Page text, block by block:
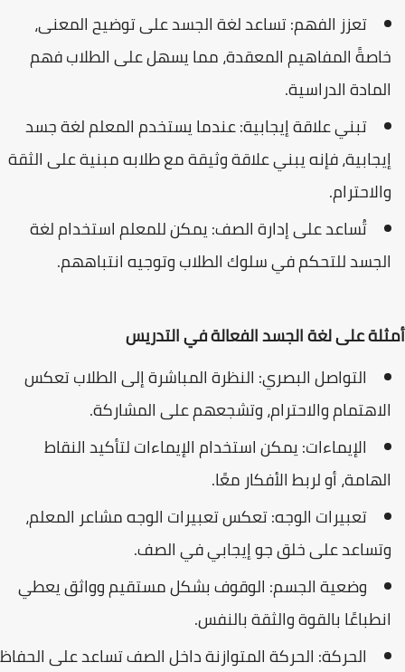
تعزز الفهم: تساعد لغة الجسد على توضيح المعنى،
خاصةً المفاهيم المعقدة، مما يسهل على الطلاب فهم
المادة الدراسية.
تبني علاقة إيجابية: عندما يستخدم المعلم لغة جسد
إيجابية، فإنه يبني علاقة وثيقة مع طلابه مبنية على الثقة
والاحترام.
تُساعد على إدارة الصف: يمكن للمعلم استخدام لغة
الجسد للتحكم في سلوك الطلاب وتوجيه انتباههم.
أمثلة على لغة الجسد الفعالة في التدريس
التواصل البصري: النظرة المباشرة إلى الطلاب تعكس
الاهتمام والاحترام، وتشجعهم على المشاركة.
الإيماءات: يمكن استخدام الإيماءات لتأكيد النقاط
الهامة، أو لربط الأفكار معًا.
تعبيرات الوجه: تعكس تعبيرات الوجه مشاعر المعلم،
وتساعد على خلق جو إيجابي في الصف.
وضعية الجسم: الوقوف بشكل مستقيم وواثق يعطي
انطباعًا بالقوة والثقة بالنفس.
الحركة: الحركة المتوازنة داخل الصف تساعد على الحفاظ